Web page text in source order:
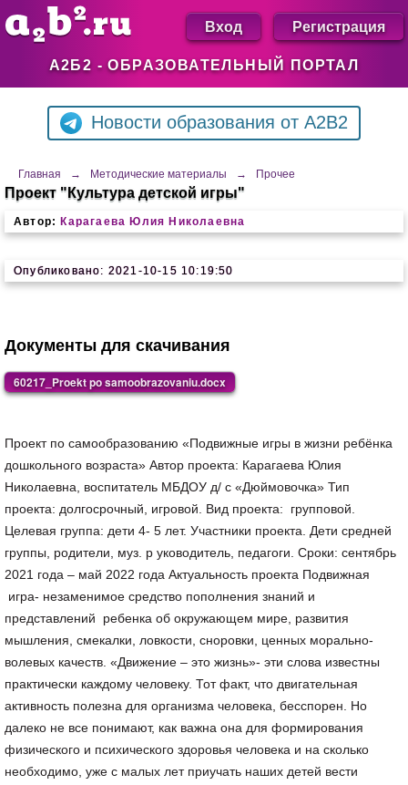
А2Б2 - ОБРАЗОВАТЕЛЬНЫЙ ПОРТАЛ
Вход Регистрация
Новости образования от A2B2
Главная → Методические материалы → Прочее
Проект "Культура детской игры"
Автор: Карагаева Юлия Николаевна
Опубликовано: 2021-10-15 10:19:50
Документы для скачивания
60217_Proekt po samoobrazovaniu.docx
Проект по самообразованию «Подвижные игры в жизни ребёнка
дошкольного возраста» Автор проекта: Карагаева Юлия
Николаевна, воспитатель МБДОУ д/ с «Дюймовочка» Тип
проекта: долгосрочный, игровой. Вид проекта: групповой.
Целевая группа: дети 4- 5 лет. Участники проекта. Дети средней
группы, родители, муз. р уководитель, педагоги. Сроки: сентябрь
2021 года – май 2022 года Актуальность проекта Подвижная
игра- незаменимое средство пополнения знаний и
представлений ребенка об окружающем мире, развития
мышления, смекалки, ловкости, сноровки, ценных морально-
волевых качеств. «Движение – это жизнь»- эти слова известны
практически каждому человеку. Тот факт, что двигательная
активность полезна для организма человека, бесспорен. Но
далеко не все понимают, как важна она для формирования
физического и психического здоровья человека и на сколько
необходимо, уже с малых лет приучать наших детей вести